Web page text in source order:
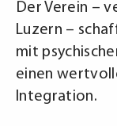
Der Verein –
Luzern –
mit
einen
Integration.